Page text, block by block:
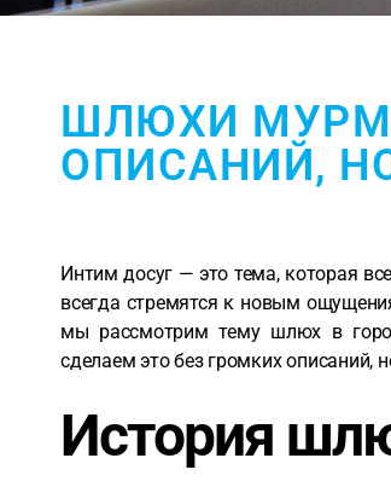
ШЛЮХИ
ОПИСАНИЙ,
Интим досуг — это тема, которая
всегда стремятся к новым
мы рассмотрим тему шлюх в
сделаем это без громких описаний,
История